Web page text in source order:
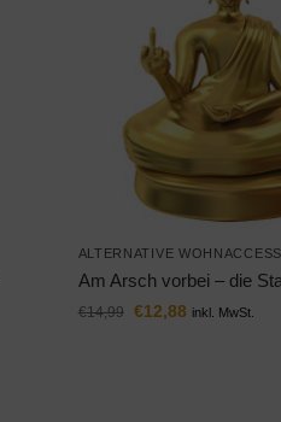
ALTERNATIVE
Am Arsch vorbei – die
€14,99 €12,88 inkl. MwSt.